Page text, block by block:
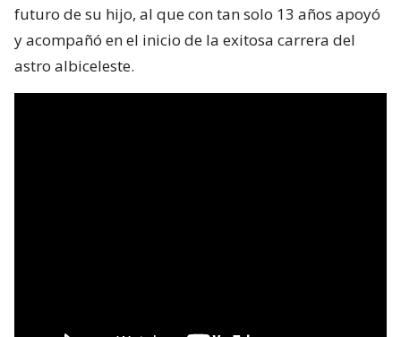
futuro de su hijo, al que con tan solo 13 años apoyó
y acompañó en el inicio de la exitosa carrera del
astro albiceleste.